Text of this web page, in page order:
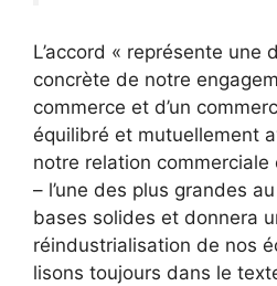
L’accord « représente une
concrète de notre
commerce et d’un
équilibré et mutuellement
notre relation commerciale
– l’une des plus grandes
bases solides et donnera
réindustrialisation de nos
lisons toujours dans le